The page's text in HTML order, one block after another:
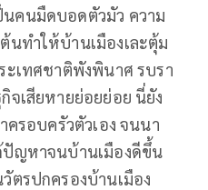
คนมืดบอดตัวมัว ความ
นทำให้บ้านเมืองเละตุ้ม
ะเทศชาติพังพินาศ รบรา
จเสียหายย่อยย่อย นี่ยัง
ครอบครัวตัวเอง จนนา
ปัญหาจนบ้านเมืองดีขึ้น
ตรปกครองบ้านเมือง